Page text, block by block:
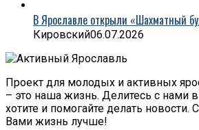
В Ярославле открыли «Шахматный
Кировский06.07.2026
Проект для молодых и активных
– это наша жизнь. Делитесь с нами
хотите и помогайте делать новости.
Вами жизнь лучше!